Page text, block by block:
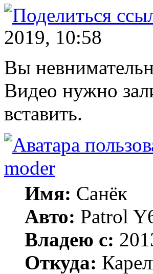
2019, 10:58
Вы
Видео нужно
вставить.
moder
Имя: Санёк
Авто: Patrol
Владею с:
Откуда: